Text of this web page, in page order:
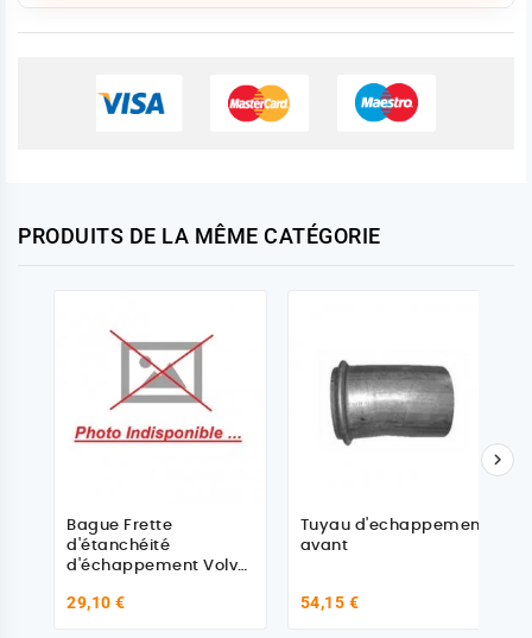
PRODUITS DE LA MÊME CATÉGORIE
Bague Frette
d'étanchéité
d'échappement Volvo
29,10 €
Tuyau d'echappement
avant
54,15 €
